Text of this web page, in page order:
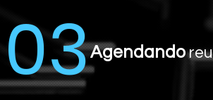
Agendando
03